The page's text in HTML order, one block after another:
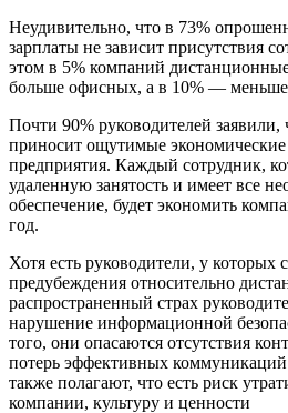
Неудивительно, что в 73%
зарплаты не зависит присутствия
этом в 5% компаний
больше офисных, а в 10% —
Почти 90% руководителей заявили,
приносит ощутимые
предприятия. Каждый сотрудник,
удаленную занятость и имеет все
обеспечение, будет экономить
год.
Хотя есть руководители, у которых
предубеждения относительно
распространенный страх
нарушение информационной
того, они опасаются отсутствия
потерь эффективных
также полагают, что есть риск
компании, культуру и ценности